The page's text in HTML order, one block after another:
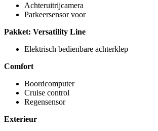
Achteruitrijcamera
Parkeersensor voor
Pakket: Versatility Line
Elektrisch bedienbare achterklep
Comfort
Boordcomputer
Cruise control
Regensensor
Exterieur